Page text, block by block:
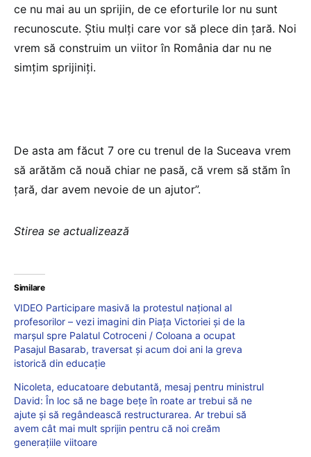
ce nu mai au un sprijin, de ce eforturile lor nu sunt
recunoscute. Știu mulți care vor să plece din țară. Noi
vrem să construim un viitor în România dar nu ne
simțim sprijiniți.
De asta am făcut 7 ore cu trenul de la Suceava vrem
să arătăm că nouă chiar ne pasă, că vrem să stăm în
țară, dar avem nevoie de un ajutor”.
Stirea se actualizează
Similare
VIDEO Participare masivă la protestul național al
profesorilor – vezi imagini din Piața Victoriei și de la
marșul spre Palatul Cotroceni / Coloana a ocupat
Pasajul Basarab, traversat și acum doi ani la greva
istorică din educație
Nicoleta, educatoare debutantă, mesaj pentru ministrul
David: În loc să ne bage bețe în roate ar trebui să ne
ajute și să regândească restructurarea. Ar trebui să
avem cât mai mult sprijin pentru că noi creăm
generațiile viitoare